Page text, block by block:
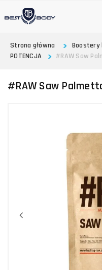
Strona główna
Boostery
POTENCJA
#RAW Saw
#RAW Saw